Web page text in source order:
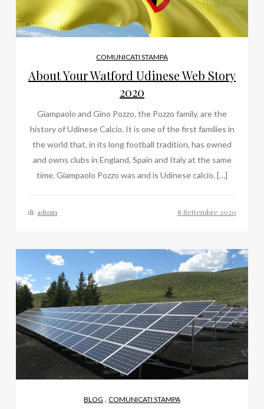
COMUNICATI STAMPA
About Your Watford Udinese Web Story
2020
Giampaolo and Gino Pozzo, the Pozzo family, are the
history of Udinese Calcio. It is one of the first families in
the world that, in its long football tradition, has owned
and owns clubs in England, Spain and Italy at the same
time. Giampaolo Pozzo was and is Udinese calcio. […]
di: admin
BLOG , COMUNICATI STAMPA